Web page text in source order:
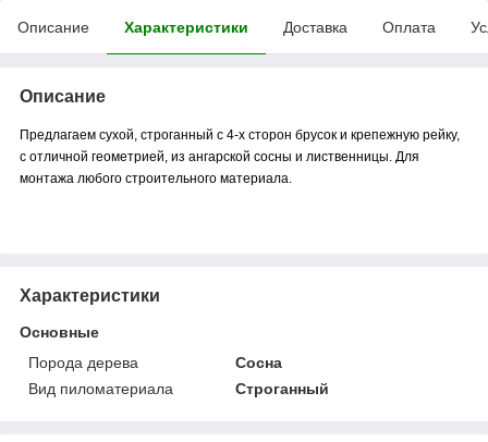
Описание Характеристики Доставка Оплата
Описание
Предлагаем сухой, строганный с 4-х сторон брусок и крепежную рейку,
с отличной геометрией, из ангарской сосны и лиственницы. Для
монтажа любого строительного материала.
Характеристики
Основные
Порода дерева
Сосна
Вид пиломатериала
Строганный